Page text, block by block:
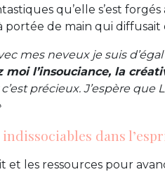
qu’elle s’est
portée de main qui
mes neveux je suis d’égal
moi l’insouciance, la
précieux. J’espère
dans
les ressources pour